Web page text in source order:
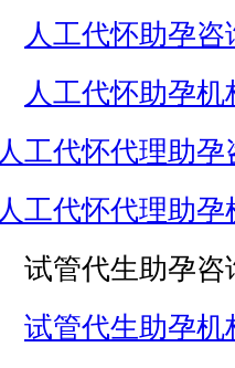
人工代怀助孕咨
人工代怀助孕机
人工代怀代理助孕
人工代怀代理助孕
试管代生助孕咨
试管代生助孕机